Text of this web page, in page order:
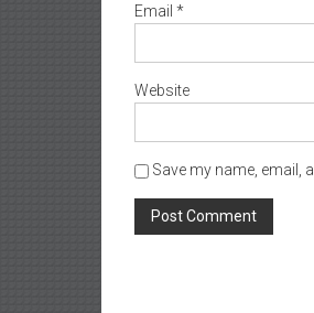
Email *
Website
Save my name, email,